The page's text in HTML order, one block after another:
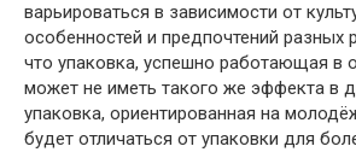
варьироваться в зависимости от
особенностей и предпочтений разных
что упаковка, успешно работающая в
может не иметь такого же эффекта в
упаковка, ориентированная на
будет отличаться от упаковки для